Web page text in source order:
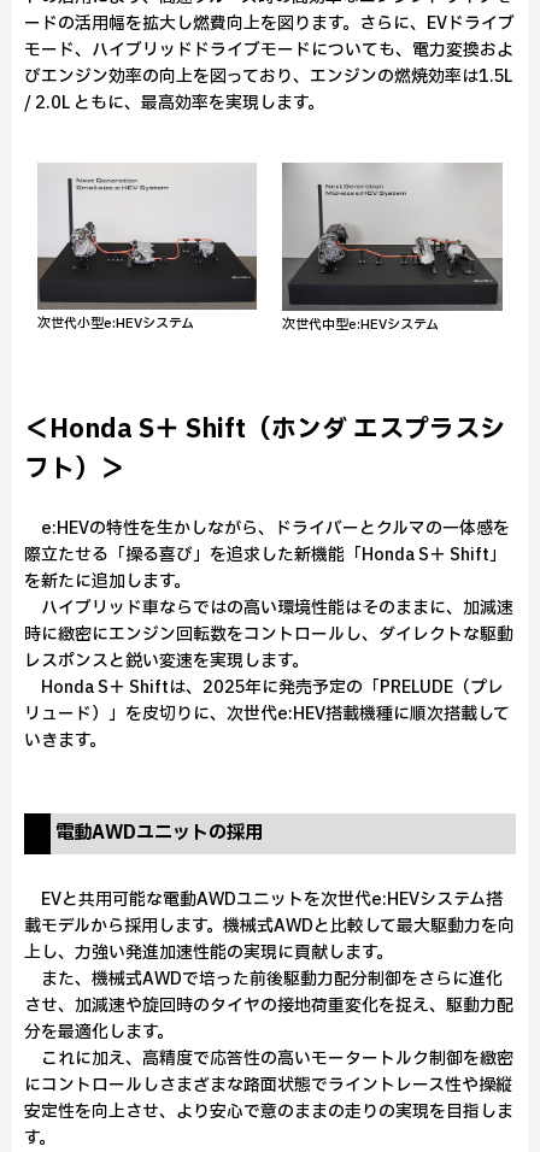
ードの活用幅を拡大し燃費向上を図ります。さらに、EVドライブ
モード、ハイブリッドドライブモードについても、電力変換およ
びエンジン効率の向上を図っており、エンジンの燃焼効率は1.5L
/ 2.0L ともに、最高効率を実現します。
次世代小型e:HEVシステム 次世代中型e:HEVシステム
＜Honda S＋ Shift（ホンダ エスプラスシ
フト）＞
e:HEVの特性を生かしながら、ドライバーとクルマの一体感を
際立たせる「操る喜び」を追求した新機能「Honda S＋ Shift」
を新たに追加します。
ハイブリッド車ならではの高い環境性能はそのままに、加減速
時に緻密にエンジン回転数をコントロールし、ダイレクトな駆動
レスポンスと鋭い変速を実現します。
Honda S＋ Shiftは、2025年に発売予定の「PRELUDE（プレ
リュード）」を皮切りに、次世代e:HEV搭載機種に順次搭載して
いきます。
電動AWDユニットの採用
EVと共用可能な電動AWDユニットを次世代e:HEVシステム搭
載モデルから採用します。機械式AWDと比較して最大駆動力を向
上し、力強い発進加速性能の実現に貢献します。
また、機械式AWDで培った前後駆動力配分制御をさらに進化
させ、加減速や旋回時のタイヤの接地荷重変化を捉え、駆動力配
分を最適化します。
これに加え、高精度で応答性の高いモータートルク制御を緻密
にコントロールしさまざまな路面状態でライントレース性や操縦
安定性を向上させ、より安心で意のままの走りの実現を目指しま
す。